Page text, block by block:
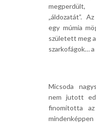
„áldozatát”.
egy múmia
született meg
szarkofágok… a
Micsoda
nem jutott
finomította